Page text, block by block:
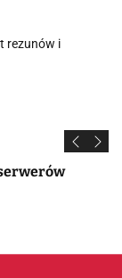
rezunów i